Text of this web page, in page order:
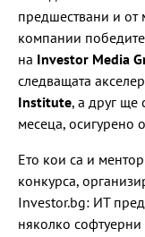
предшествани и от
компании
на Investor Media
следващата
Institute, а друг ще
месеца, осигурено
Ето кои са и
конкурса,
Investor.bg: ИТ
няколко софтуерни